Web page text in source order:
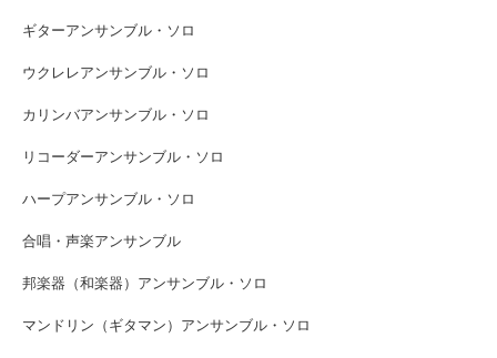
ギターアンサンブル・ソロ
ウクレレアンサンブル・ソロ
カリンバアンサンブル・ソロ
リコーダーアンサンブル・ソロ
ハープアンサンブル・ソロ
合唱・声楽アンサンブル
邦楽器（和楽器）アンサンブル・ソロ
マンドリン（ギタマン）アンサンブル・ソロ